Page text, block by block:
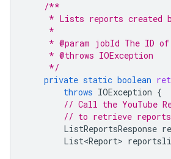
/**
* Lists reports created
     *
* @param jobId The ID of
     * @throws IOException
     */
private static boolean
throws IOException {
// Call the YouTube
// to retrieve
ListReportsResponse
List<Report>